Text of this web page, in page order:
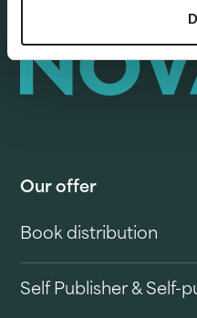
Our offer
Book distribution
Self Publisher & Self-